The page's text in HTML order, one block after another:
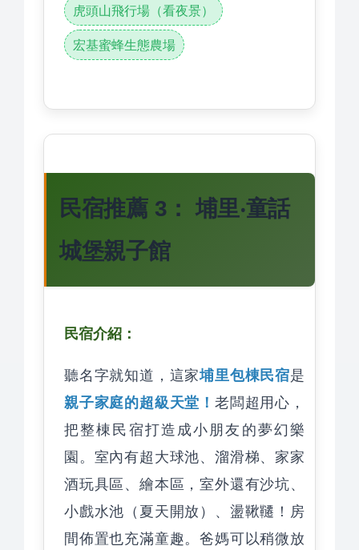
虎頭山飛行場（看夜景）
宏基蜜蜂生態農場
民宿推薦 3： 埔里‧童話
城堡親子館
民宿介紹：
聽名字就知道，這家埔里包棟民宿是
親子家庭的超級天堂！ 老闆超用心，
把整棟民宿打造成小朋友的夢幻樂
園。室內有超大球池、溜滑梯、家家
酒玩具區、繪本區，室外還有沙坑、
小戲水池（夏天開放）、盪鞦韆！房
間佈置也充滿童趣。爸媽可以稍微放